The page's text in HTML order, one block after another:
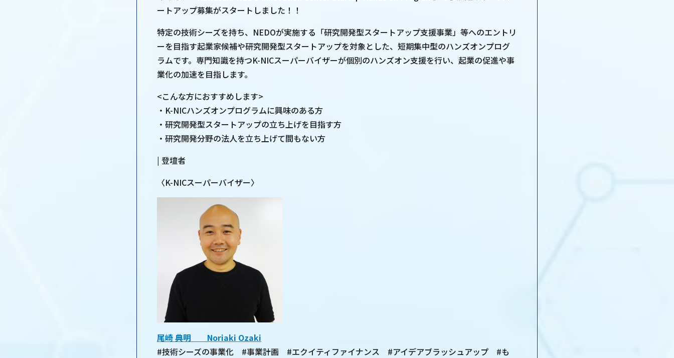
ートアップ募集がスタートしました！！
特定の技術シーズを持ち、NEDOが実施する「研究開発型スタートアップ支援事業」等へのエントリ
ーを目指す起業家候補や研究開発型スタートアップを対象とした、短期集中型のハンズオンプログ
ラムです。専門知識を持つK-NICスーパーバイザーが個別のハンズオン支援を行い、起業の促進や事
業化の加速を目指します。
<こんな方におすすめします>
・K-NICハンズオンプログラムに興味のある方
・研究開発型スタートアップの立ち上げを目指す方
・研究開発分野の法人を立ち上げて間もない方
| 登壇者
〈K-NICスーパーバイザー〉
尾崎 典明 Noriaki Ozaki
#技術シーズの事業化 #事業計画 #エクイティファイナンス #アイデアブラッシュアップ #も